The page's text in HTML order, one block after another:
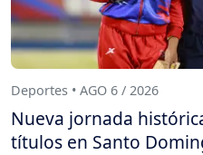
Deportes • AGO 6 / 2026
Nueva jornada
títulos en Santo